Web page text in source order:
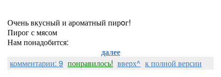
Очень вкусный и ароматный пирoг!
Пирог с мясом
Нам понадобится:
далее
комментарии: 9 понравилось! вверх^ к полной версии